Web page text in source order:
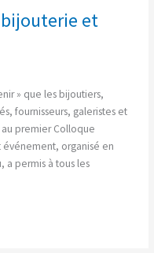
et
» que les bijoutiers,
fournisseurs, galeristes et
premier Colloque
organisé en
a permis à tous les